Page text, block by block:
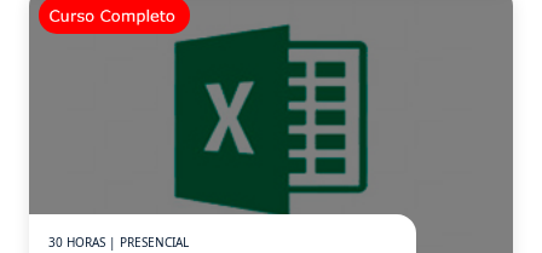
30 HORAS | PRESENCIAL